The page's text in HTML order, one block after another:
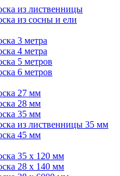
из лиственницы
из сосны и ели
3 метра
4 метра
5 метров
6 метров
27 мм
28 мм
35 мм
из лиственницы 35 мм
45 мм
35 х 120 мм
28 х 140 мм